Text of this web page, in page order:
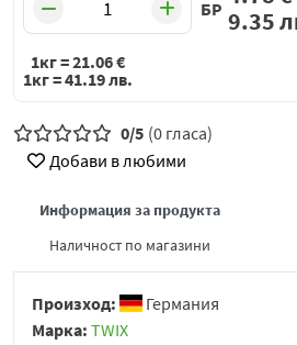
БР 9.35
1кг =21.06€
1кг =41.19лв.
0/5 (0 гласа)
Добави в любими
Информация за продукта
Наличност по магазини
Произход:
Германия
Марка: TWIX